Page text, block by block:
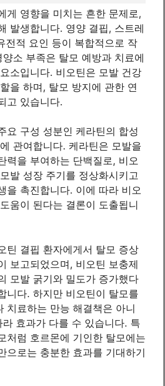
게 영향을 미치는 흔한 문제로,
발생합니다. 영양 결핍, 스트레
전적 요인 등이 복합적으로 작
소 부족은 탈모 예방과 치료에
소입니다. 비오틴은 모발 건강
을 하며, 탈모 방지에 관한 연
고 있습니다.
요 구성 성분인 케라틴의 합성
관여합니다. 케라틴은 모발을
력을 부여하는 단백질로, 비오
발 성장 주기를 정상화시키고
을 촉진합니다. 이에 따라 비오
움이 된다는 결론이 도출됩니
틴 결핍 환자에게서 탈모 증상
보고되었으며, 비오틴 보충제
모발 굵기와 밀도가 증가했다
니다. 하지만 비오틴이 탈모를
치료하는 만능 해결책은 아니
효과가 다를 수 있습니다. 특
처럼 호르몬에 기인한 탈모에는
으로는 충분한 효과를 기대하기